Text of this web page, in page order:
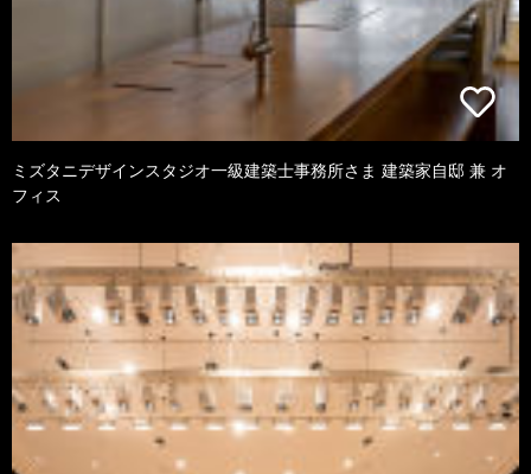
ミズタニデザインスタジオ一級建築士事務所さま 建築家自邸 兼 オ
フィス